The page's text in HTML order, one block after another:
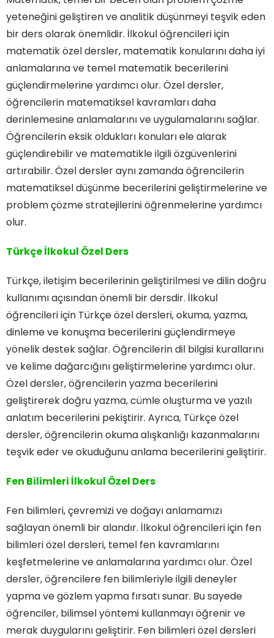
yeteneğini geliştiren ve analitik düşünmeyi teşvik eden
bir ders olarak önemlidir. İlkokul öğrencileri için
matematik özel dersler, matematik konularını daha iyi
anlamalarına ve temel matematik becerilerini
güçlendirmelerine yardımcı olur. Özel dersler,
öğrencilerin matematiksel kavramları daha
derinlemesine anlamalarını ve uygulamalarını sağlar.
Öğrencilerin eksik oldukları konuları ele alarak
güçlendirebilir ve matematikle ilgili özgüvenlerini
artırabilir. Özel dersler aynı zamanda öğrencilerin
matematiksel düşünme becerilerini geliştirmelerine ve
problem çözme stratejilerini öğrenmelerine yardımcı
olur.
Türkçe İlkokul Özel Ders
Türkçe, iletişim becerilerinin geliştirilmesi ve dilin doğru
kullanımı açısından önemli bir dersdir. İlkokul
öğrencileri için Türkçe özel dersleri, okuma, yazma,
dinleme ve konuşma becerilerini güçlendirmeye
yönelik destek sağlar. Öğrencilerin dil bilgisi kurallarını
ve kelime dağarcığını geliştirmelerine yardımcı olur.
Özel dersler, öğrencilerin yazma becerilerini
geliştirerek doğru yazma, cümle oluşturma ve yazılı
anlatım becerilerini pekiştirir. Ayrıca, Türkçe özel
dersler, öğrencilerin okuma alışkanlığı kazanmalarını
teşvik eder ve okuduğunu anlama becerilerini geliştirir.
Fen Bilimleri İlkokul Özel Ders
Fen bilimleri, çevremizi ve doğayı anlamamızı
sağlayan önemli bir alandır. İlkokul öğrencileri için fen
bilimleri özel dersleri, temel fen kavramlarını
keşfetmelerine ve anlamalarına yardımcı olur. Özel
dersler, öğrencilere fen bilimleriyle ilgili deneyler
yapma ve gözlem yapma fırsatı sunar. Bu sayede
öğrenciler, bilimsel yöntemi kullanmayı öğrenir ve
merak duygularını geliştirir. Fen bilimleri özel dersleri